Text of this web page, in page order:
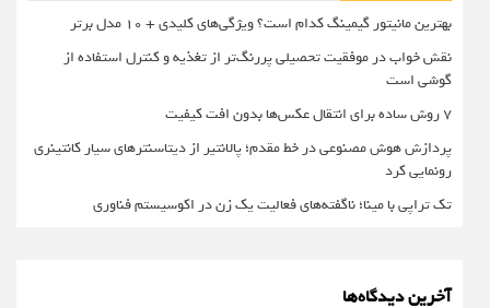
بهترین مانیتور گیمینگ کدام است؟ ویژگی‌های کلیدی + 10 مدل برتر
نقش خواب در موفقیت تحصیلی پررنگ‌تر از تغذیه و کنترل استفاده از
گوشی است
۷ روش ساده برای انتقال عکس‌ها بدون افت کیفیت
پردازش هوش مصنوعی در خط مقدم؛ پالانتیر از دیتاسنترهای سیار کانتینری
رونمایی کرد
تک تراپی با مینا؛ ناگفته‌های فعالیت یک زن در اکوسیستم فناوری
آخرین دیدگاه‌ها